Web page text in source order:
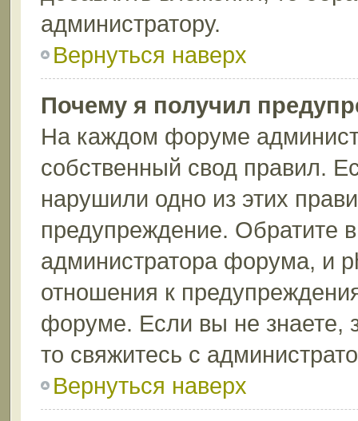
администратору.
Вернуться наверх
Почему я получил
На каждом форуме
собственный свод правил.
нарушили одно из этих
предупреждение. Обратите
администратора форума, и
отношения к
форуме. Если вы не знаете,
то свяжитесь с
Вернуться наверх